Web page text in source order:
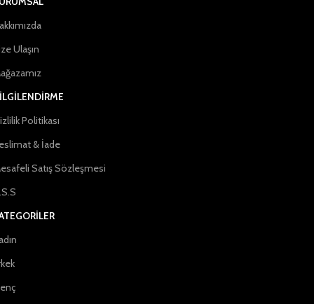
Ulaşın
Politikası
& İade
Satış Sözleşmesi